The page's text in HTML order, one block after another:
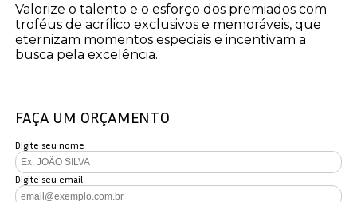
Valorize o talento e o esforço dos premiados com
troféus de acrílico exclusivos e memoráveis, que
eternizam momentos especiais e incentivam a
busca pela excelência.
FAÇA UM ORÇAMENTO
Digite seu nome
Digite seu email